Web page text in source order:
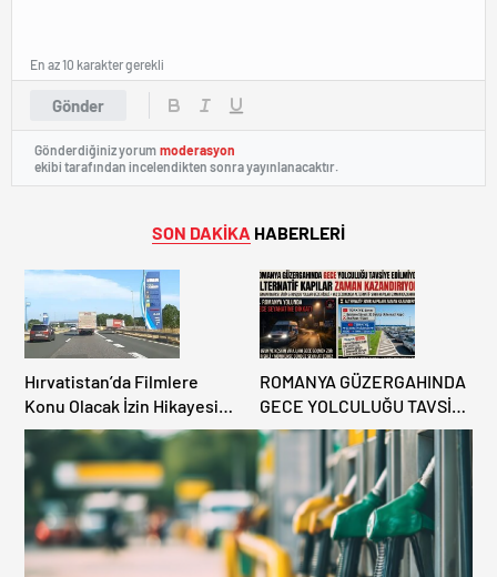
Gönder
En az 10 karakter gerekli
Gönderdiğiniz yorum moderasyon
ekibi tarafından incelendikten sonra yayınlanacaktır.
SON DAKİKA HABERLERİ
Hırvatistan’da Filmlere
Konu Olacak İzin Hikayesi:
Benzinlikte Eşini Unuttu!
ROMANYA GÜZERGAHINDA
GECE YOLCULUĞU TAVSİYE
EDİLMİYOR: ALTERNATİF
KAPILAR ZAMAN
KAZANDIRIYOR!